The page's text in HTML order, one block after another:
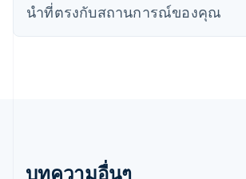
นําที่ตรงกับสถานการณ์ของคุณ
บทความอื่นๆ
นิวซีแลนด์
เนเธอร์แลนด์
Français
โปรตุเกส